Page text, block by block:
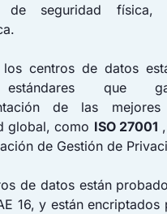
de seguridad física,
los centros de datos
que
de las
global, como ISO 27001
de Gestión de
de datos están
16, y están encriptados